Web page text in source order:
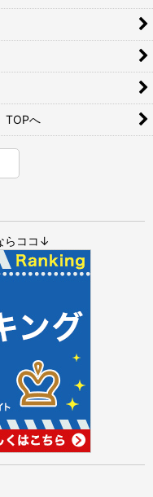
TOPへ
らココ↓